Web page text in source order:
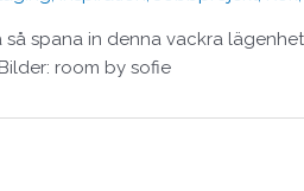
spana in denna vackra
room by sofie